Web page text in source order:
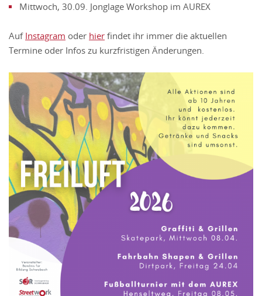
Mittwoch, 30.09. Jonglage Workshop im AUREX
Auf Instagram oder hier findet ihr immer die aktuellen
Termine oder Infos zu kurzfristigen Änderungen.